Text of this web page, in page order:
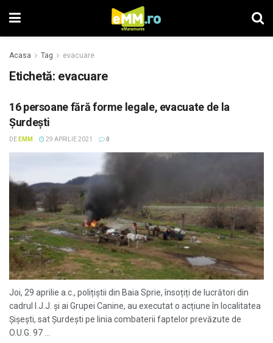
Acasa Tag evacuare
Etichetă: evacuare
16 persoane fără forme legale, evacuate de la
Şurdeşti
DE EMM 29 APRILIE 2021 0
Joi, 29 aprilie a.c., polițiștii din Baia Sprie, însoțiți de lucrători din
cadrul I.J.J. și ai Grupei Canine, au executat o acțiune în localitatea
Șișești, sat Șurdești pe linia combaterii faptelor prevăzute de
O.U.G. 97 ...